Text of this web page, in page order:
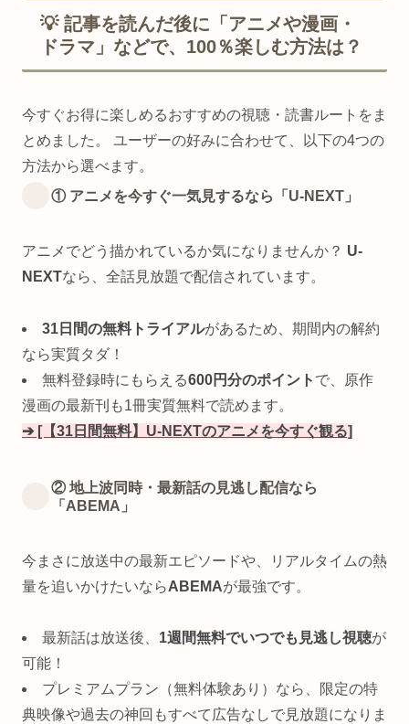
💡 記事を読んだ後に「アニメや漫画・
ドラマ」などで、100％楽しむ方法は？
今すぐお得に楽しめるおすすめの視聴・読書ルートをま
とめました。 ユーザーの好みに合わせて、以下の4つの
方法から選べます。
① アニメを今すぐ一気見するなら「U-NEXT」
アニメでどう描かれているか気になりませんか？ U-
NEXTなら、全話見放題で配信されています。
31日間の無料トライアルがあるため、期間内の解約
なら実質タダ！
無料登録時にもらえる600円分のポイント で、原作
漫画の最新刊も1冊実質無料で読めます。
➔ [【31日間無料】U-NEXTのアニメを今すぐ観る]
② 地上波同時・最新話の見逃し配信なら
「ABEMA」
今まさに放送中の最新エピソードや、リアルタイムの熱
量を追いかけたいならABEMAが最強です。
最新話は放送後、 1週間無料でいつでも見逃し視聴が
可能！
プレミアムプラン（無料体験あり）なら、限定の特
典映像や過去の神回もすべて広告なしで見放題になりま